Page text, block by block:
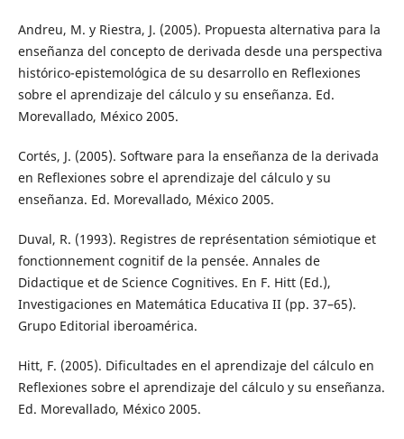
Andreu, M. y Riestra, J. (2005). Propuesta alternativa para la
enseñanza del concepto de derivada desde una perspectiva
histórico-epistemológica de su desarrollo en Reflexiones
sobre el aprendizaje del cálculo y su enseñanza. Ed.
Morevallado, México 2005.
Cortés, J. (2005). Software para la enseñanza de la derivada
en Reflexiones sobre el aprendizaje del cálculo y su
enseñanza. Ed. Morevallado, México 2005.
Duval, R. (1993). Registres de représentation sémiotique et
fonctionnement cognitif de la pensée. Annales de
Didactique et de Science Cognitives. En F. Hitt (Ed.),
Investigaciones en Matemática Educativa II (pp. 37–65).
Grupo Editorial iberoamérica.
Hitt, F. (2005). Dificultades en el aprendizaje del cálculo en
Reflexiones sobre el aprendizaje del cálculo y su enseñanza.
Ed. Morevallado, México 2005.